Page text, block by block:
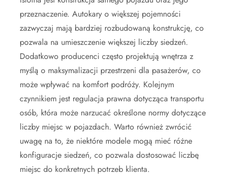
przeznaczenie. Autokary o większej pojemności
zazwyczaj mają bardziej rozbudowaną konstrukcję, co
pozwala na umieszczenie większej liczby siedzeń.
Dodatkowo producenci często projektują wnętrza z
myślą o maksymalizacji przestrzeni dla pasażerów, co
może wpływać na komfort podróży. Kolejnym
czynnikiem jest regulacja prawna dotycząca transportu
osób, która może narzucać określone normy dotyczące
liczby miejsc w pojazdach. Warto również zwrócić
uwagę na to, że niektóre modele mogą mieć różne
konfiguracje siedzeń, co pozwala dostosować liczbę
miejsc do konkretnych potrzeb klienta.